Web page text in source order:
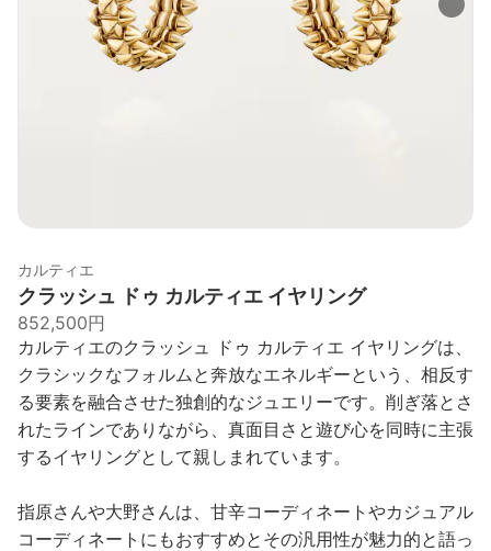
カルティエ
クラッシュ ドゥ カルティエ イヤリング
852,500円
カルティエのクラッシュ ドゥ カルティエ イヤリングは、
クラシックなフォルムと奔放なエネルギーという、相反す
る要素を融合させた独創的なジュエリーです。削ぎ落とさ
れたラインでありながら、真面目さと遊び心を同時に主張
するイヤリングとして親しまれています。
指原さんや大野さんは、甘辛コーディネートやカジュアル
コーディネートにもおすすめとその汎用性が魅力的と語っ